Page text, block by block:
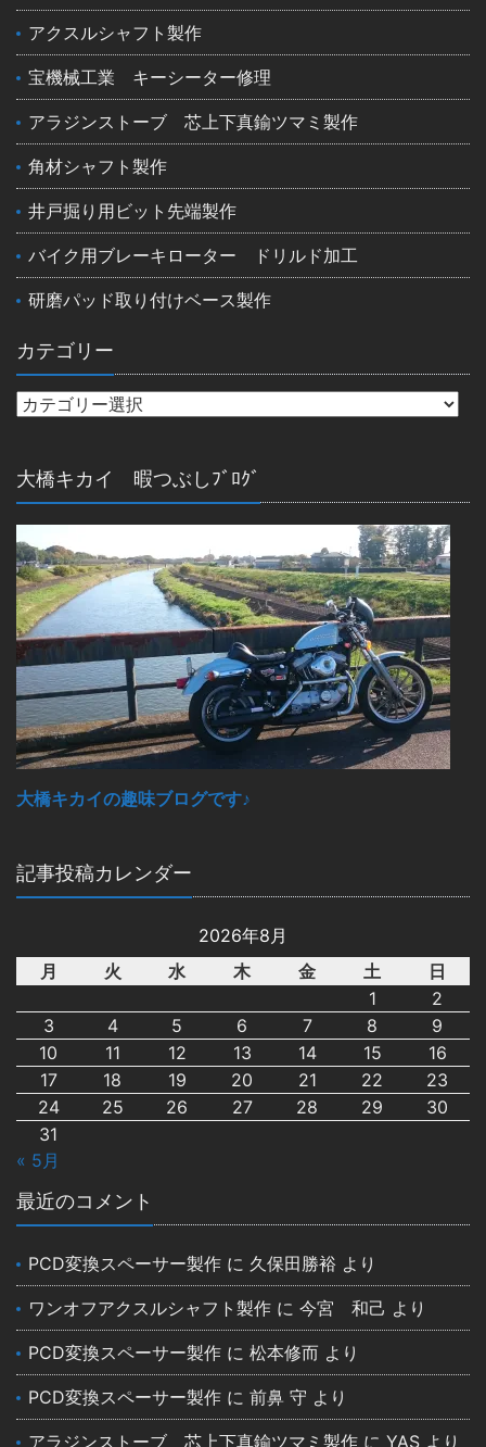
アクスルシャフト製作
宝機械工業 キーシーター修理
アラジンストーブ 芯上下真鍮ツマミ製作
角材シャフト製作
井戸掘り用ビット先端製作
バイク用ブレーキローター ドリルド加工
研磨パッド取り付けベース製作
カテゴリー
大橋キカイ 暇つぶしﾌﾞﾛｸﾞ
大橋キカイの趣味ブログです♪
記事投稿カレンダー
2026年8月
月
火 水 木 金 土
日
1
2
3
4 5 6 7 8
9
10
11 12 13 14 15
16
17
18 19 20 21 22
23
24
25 26 27 28 29
30
31
« 5月
最近のコメント
PCD変換スペーサー製作 に 久保田勝裕 より
ワンオフアクスルシャフト製作 に今宮 和己 より
PCD変換スペーサー製作 に松本修而 より
PCD変換スペーサー製作 に前鼻 守 より
アラジンストーブ 芯上下真鍮ツマミ製作 にYAS より